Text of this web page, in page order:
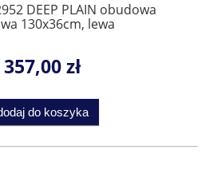
DEEP PLAIN obudowa
130x36cm, lewa
357,00 zł
do koszyka